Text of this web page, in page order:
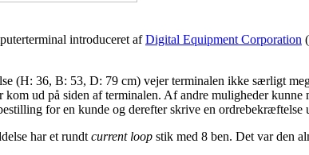
introduceret afDigital Equipment Corporation
(H: 36, B: 53, D: 79 cm) vejer terminalen ikke særligt
ud på siden af terminalen. Af andre muligheder
for en kunde og derefter skrive en ordrebekræftelse
har et rundt current loop stik med 8 ben. Det var den